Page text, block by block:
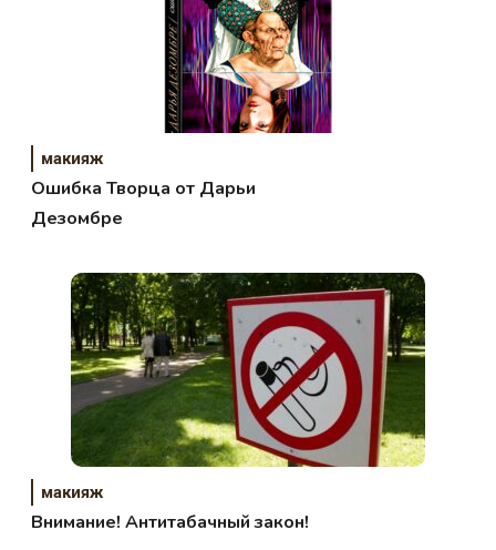
макияж
Ошибка Творца от Дарьи
Дезомбре
макияж
Внимание! Антитабачный закон!